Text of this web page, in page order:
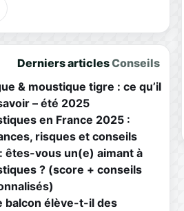
Derniers articlesConseils
& moustique tigre : ce qu’il
– été 2025
en France 2025 :
risques et conseils
êtes-vous un(e) aimant à
? (score + conseils
balcon élève-t-il des